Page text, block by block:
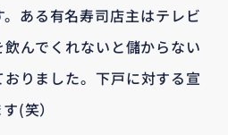
ある有名寿司店主はテレビ
んでくれないと儲からない
りました。下戸に対する宣
(笑）